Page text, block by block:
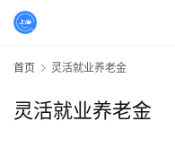
首页 灵活就业养老金
灵活就业养老金